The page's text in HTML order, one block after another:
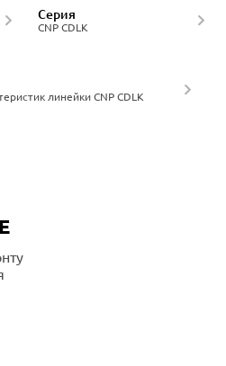
CNP CDLK
Серия
линейки CNP CDLK